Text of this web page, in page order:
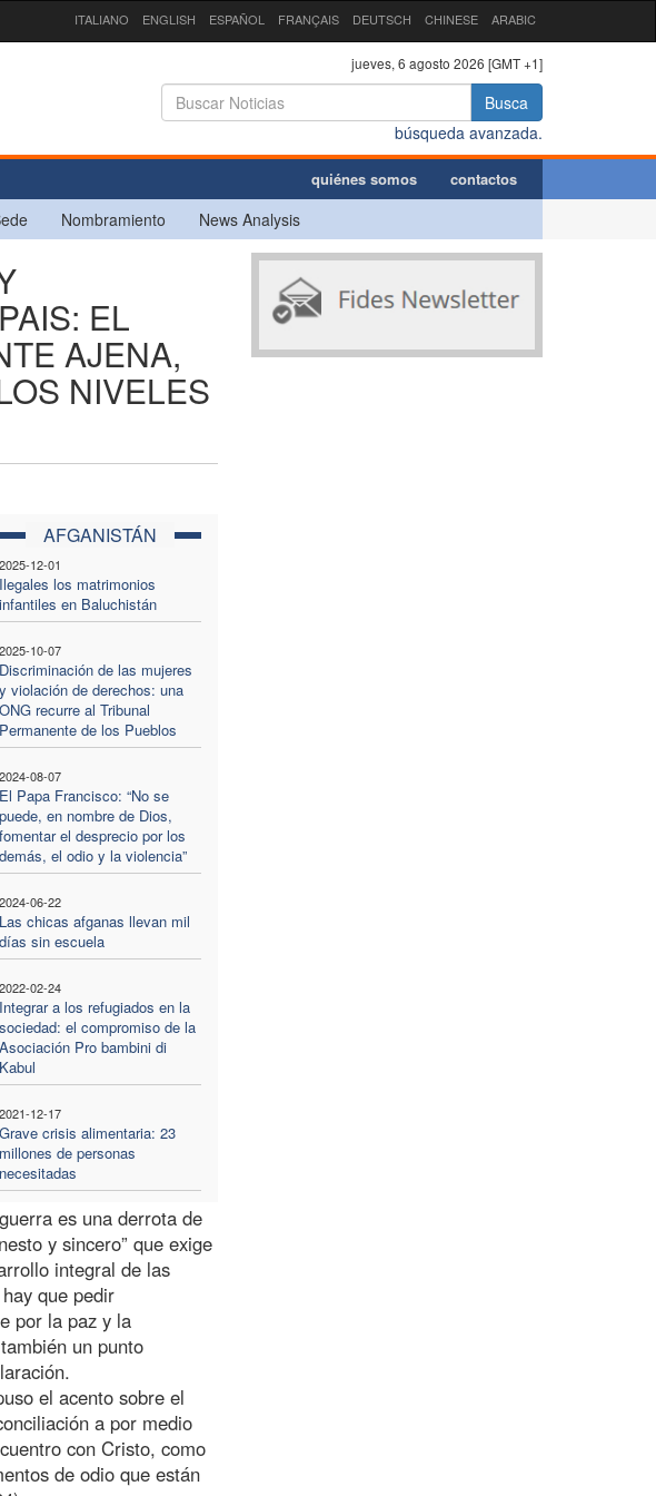
ITALIANO ENGLISH ESPAÑOL FRANÇAIS DEUTSCH CHINESE ARABIC
jueves, 6 agosto 2026 [GMT +1]
Busca
búsqueda avanzada.
quiénes somos contactos
Nombramiento News Analysis
EL
AJENA,
NIVELES
AFGANISTÁN
2025-12-01
Ilegales los matrimonios
infantiles en Baluchistán
2025-10-07
Discriminación de las mujeres
y violación de derechos: una
ONG recurre al Tribunal
Permanente de los Pueblos
2024-08-07
El Papa Francisco: “No se
puede, en nombre de Dios,
fomentar el desprecio por los
demás, el odio y la violencia”
2024-06-22
Las chicas afganas llevan mil
días sin escuela
2022-02-24
Integrar a los refugiados en la
sociedad: el compromiso de la
Asociación Pro bambini di
Kabul
2021-12-17
Grave crisis alimentaria: 23
millones de personas
necesitadas
es una derrota de
y sincero” que exige
integral de las
que pedir
por la paz y la
un punto
el acento sobre el
a por medio
con Cristo, como
de odio que están